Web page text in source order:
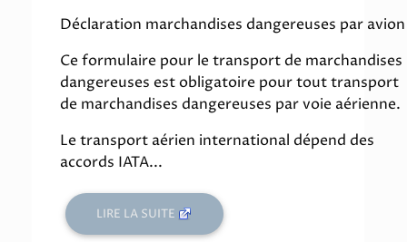
Déclaration marchandises dangereuses par avion
Ce formulaire pour le transport de marchandises
dangereuses est obligatoire pour tout transport
de marchandises dangereuses par voie aérienne.
Le transport aérien international dépend des
accords IATA...
LIRE LA SUITE